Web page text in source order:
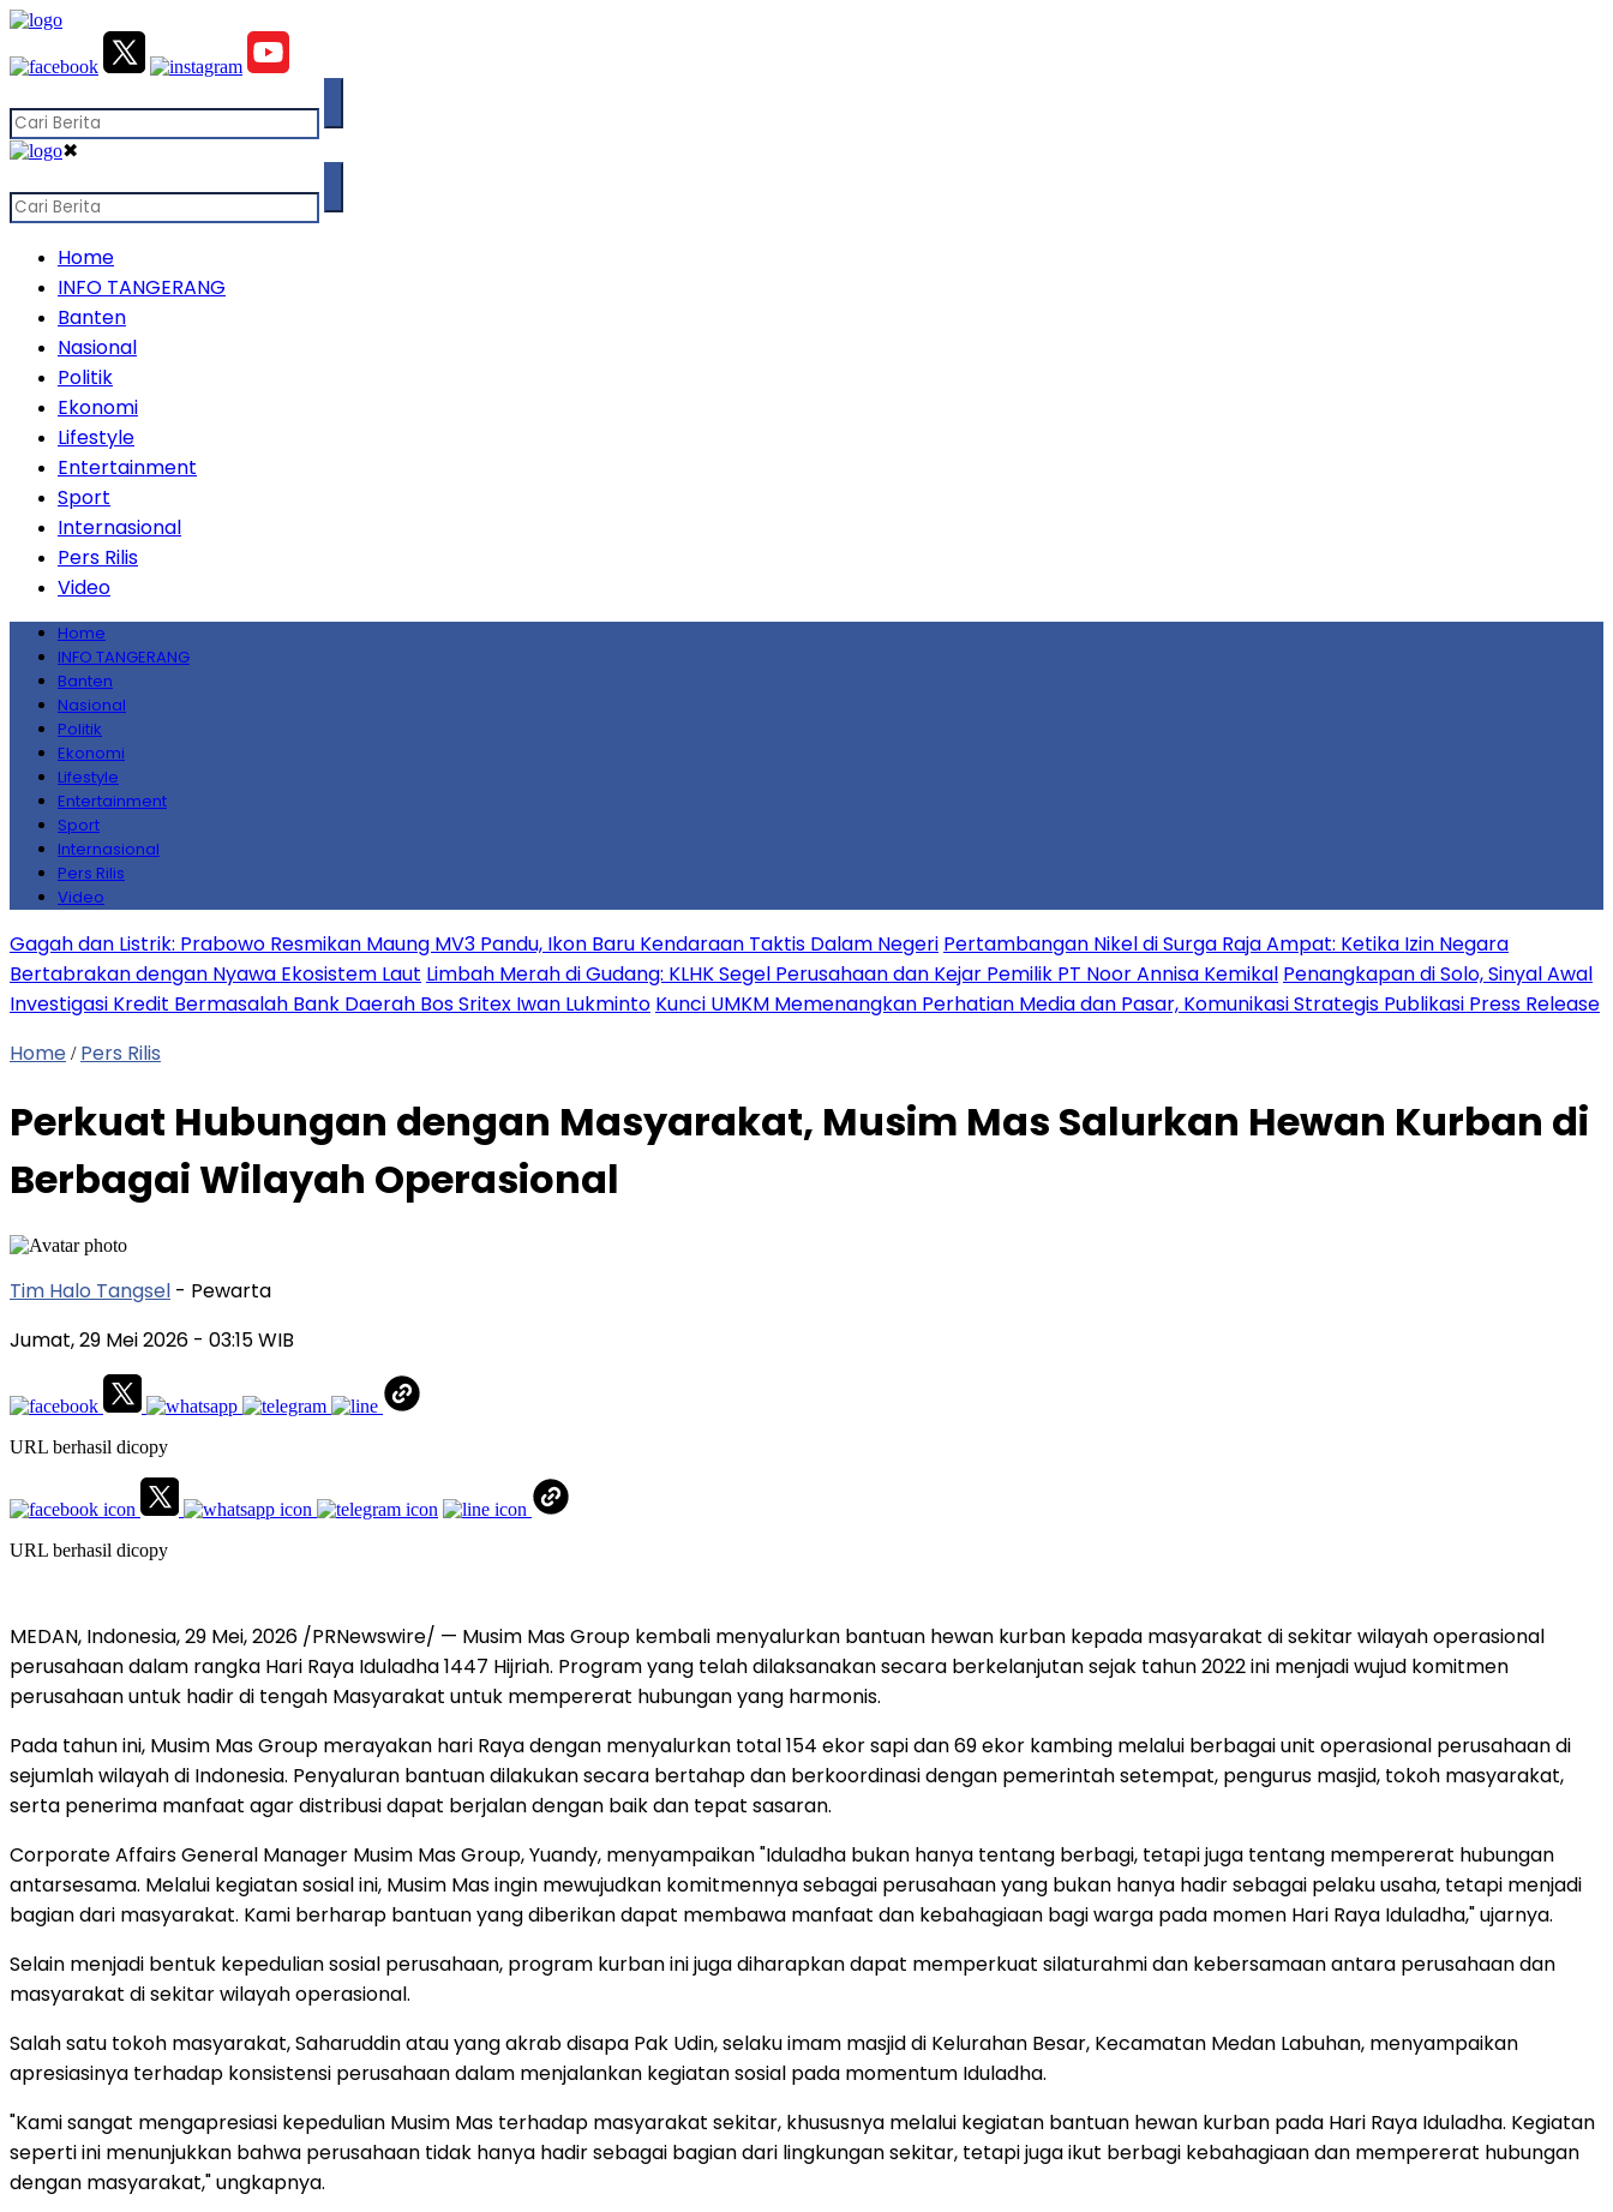
✖
Home
INFO TANGERANG
Banten
Nasional
Politik
Ekonomi
Lifestyle
Entertainment
Sport
Internasional
Pers Rilis
Video
Home
INFO TANGERANG
Banten
Nasional
Politik
Ekonomi
Lifestyle
Entertainment
Sport
Internasional
Pers Rilis
Video
Gagah dan Listrik: Prabowo Resmikan Maung MV3 Pandu, Ikon Baru Kendaraan Taktis Dalam Negeri Pertambangan Nikel di Surga Raja Ampat: Ketika Izin Negara
Bertabrakan dengan Nyawa Ekosistem Laut Limbah Merah di Gudang: KLHK Segel Perusahaan dan Kejar Pemilik PT Noor Annisa Kemikal Penangkapan di Solo, Sinyal Awal
Investigasi Kredit Bermasalah Bank Daerah Bos Sritex Iwan Lukminto Kunci UMKM Memenangkan Perhatian Media dan Pasar, Komunikasi Strategis Publikasi Press Release
Home / Pers Rilis
Perkuat Hubungan dengan Masyarakat, Musim Mas Salurkan Hewan Kurban di
Berbagai Wilayah Operasional
Tim Halo Tangsel - Pewarta
Jumat, 29 Mei 2026 - 03:15 WIB
URL berhasil dicopy
URL berhasil dicopy
MEDAN, Indonesia,29 Mei, 2026 /PRNewswire/ — Musim Mas Group kembali menyalurkan bantuan hewan kurban kepada masyarakat di sekitar wilayah operasional
perusahaan dalam rangka Hari Raya Iduladha 1447 Hijriah. Program yang telah dilaksanakan secara berkelanjutan sejak tahun 2022 ini menjadi wujud komitmen
perusahaan untuk hadir di tengah Masyarakat untuk mempererat hubungan yang harmonis.
Pada tahun ini, Musim Mas Group merayakan hari Raya dengan menyalurkan total 154 ekor sapi dan 69 ekor kambing melalui berbagai unit operasional perusahaan di
sejumlah wilayah di Indonesia. Penyaluran bantuan dilakukan secara bertahap dan berkoordinasi dengan pemerintah setempat, pengurus masjid, tokoh masyarakat,
serta penerima manfaat agar distribusi dapat berjalan dengan baik dan tepat sasaran.
Corporate Affairs General Manager Musim Mas Group, Yuandy, menyampaikan "Iduladha bukan hanya tentang berbagi, tetapi juga tentang mempererat hubungan
antarsesama. Melalui kegiatan sosial ini, Musim Mas ingin mewujudkan komitmennya sebagai perusahaan yang bukan hanya hadir sebagai pelaku usaha, tetapi menjadi
bagian dari masyarakat. Kami berharap bantuan yang diberikan dapat membawa manfaat dan kebahagiaan bagi warga pada momen Hari Raya Iduladha," ujarnya.
Selain menjadi bentuk kepedulian sosial perusahaan, program kurban ini juga diharapkan dapat memperkuat silaturahmi dan kebersamaan antara perusahaan dan
masyarakat di sekitar wilayah operasional.
Salah satu tokoh masyarakat, Saharuddin atau yang akrab disapa Pak Udin, selaku imam masjid di Kelurahan Besar, Kecamatan Medan Labuhan, menyampaikan
apresiasinya terhadap konsistensi perusahaan dalam menjalankan kegiatan sosial pada momentum Iduladha.
"Kami sangat mengapresiasi kepedulian Musim Mas terhadap masyarakat sekitar, khususnya melalui kegiatan bantuan hewan kurban pada Hari Raya Iduladha. Kegiatan
seperti ini menunjukkan bahwa perusahaan tidak hanya hadir sebagai bagian dari lingkungan sekitar, tetapi juga ikut berbagi kebahagiaan dan mempererat hubungan
dengan masyarakat," ungkapnya.